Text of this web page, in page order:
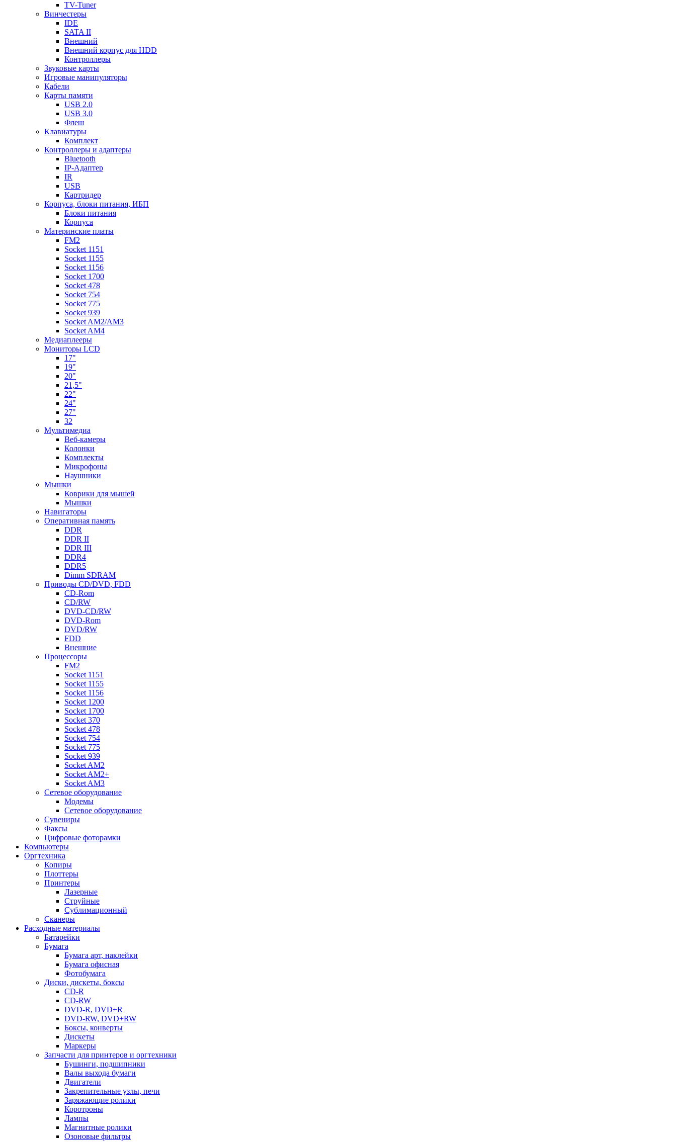
TV-Tuner
Винчестеры
IDE
SATA II
Внешний
Внешний корпус для HDD
Контроллеры
Звуковые карты
Игровые манипуляторы
Кабели
Карты памяти
USB 2.0
USB 3.0
Флеш
Клавиатуры
Комплект
Контроллеры и адаптеры
Bluetooth
IP-Адаптер
IR
USB
Картридер
Корпуса, блоки питания, ИБП
Блоки питания
Корпуса
Материнские платы
FM2
Socket 1151
Socket 1155
Socket 1156
Socket 1700
Socket 478
Socket 754
Socket 775
Socket 939
Socket AM2/AM3
Socket AM4
Медиаплееры
Мониторы LCD
17"
19"
20"
21,5"
22"
24"
27"
32
Мультимедиа
Веб-камеры
Колонки
Комплекты
Микрофоны
Наушники
Мышки
Коврики для мышей
Мышки
Навигаторы
Оперативная память
DDR
DDR II
DDR III
DDR4
DDR5
Dimm SDRAM
Приводы СD/DVD, FDD
CD-Rom
CD/RW
DVD-CD/RW
DVD-Rom
DVD/RW
FDD
Внешние
Процессоры
FM2
Socket 1151
Socket 1155
Socket 1156
Socket 1200
Socket 1700
Socket 370
Socket 478
Socket 754
Socket 775
Socket 939
Socket AM2
Socket AM2+
Socket AM3
Сетевое оборудование
Модемы
Сетевое оборудование
Сувениры
Факсы
Цифровые фоторамки
Компьютеры
Оргтехника
Копиры
Плоттеры
Принтеры
Лазерные
Струйные
Сублимационный
Сканеры
Расходные материалы
Батарейки
Бумага
Бумага арт, наклейки
Бумага офисная
Фотобумага
Диски, дискеты, боксы
CD-R
CD-RW
DVD-R, DVD+R
DVD-RW, DVD+RW
Боксы, конверты
Дискеты
Маркеры
Запчасти для принтеров и оргтехники
Бушинги, подшипники
Валы выхода бумаги
Двигатели
Закрепительные узлы, печи
Заряжающие ролики
Коротроны
Лампы
Магнитные ролики
Озоновые фильтры